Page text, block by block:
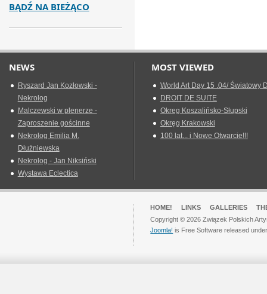
BĄDŹ NA BIEŻĄCO
NEWS
Ryszard Jan Kozłowski -
Nekrolog
Malczewski w plenerze -
Zaproszenie gościnne
Nekrolog Emilia M.
Dłużniewska
Nekrolog - Jan Niksiński
Wystawa Eclectica
MOST VIEWED
World Art Day 15 .04/ Światowy
DROIT DE SUITE
Okreg Koszalińsko-Słupski
Okręg Krakowski
100 lat... i Nowe Otwarcie!!!
HOME! LINKS GALLERIES
Copyright © 2026 Związek Polskich
Joomla! is Free Software released